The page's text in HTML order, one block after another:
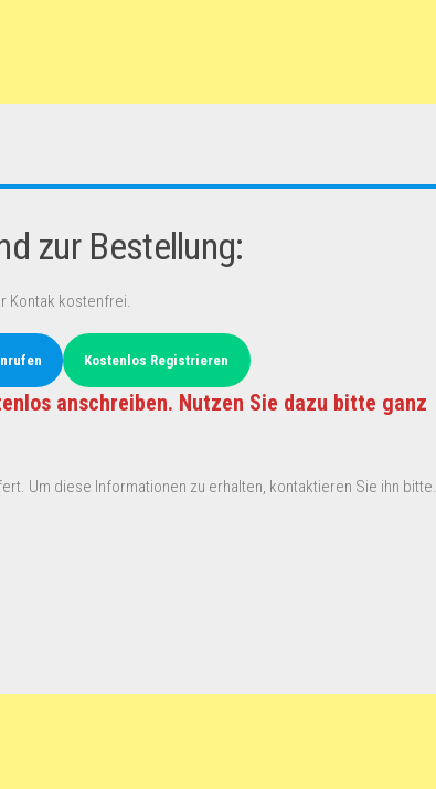
zur Bestellung:
Kontak kostenfrei.
Kostenlos Registrieren
anschreiben. Nutzen Sie dazu bitte ganz
Um diese Informationen zu erhalten, kontaktieren Sie ihn bitte.